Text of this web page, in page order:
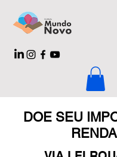
DOE SEU
RENDA